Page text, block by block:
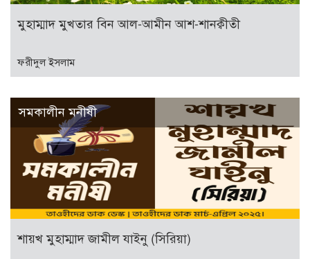
মুহাম্মাদ মুখতার বিন আল-আমীন আশ-শানক্বীতী
ফরীদুল ইসলাম
সমকালীন মনীষী
শায়খ মুহাম্মাদ জামীল যাইনু (সিরিয়া)